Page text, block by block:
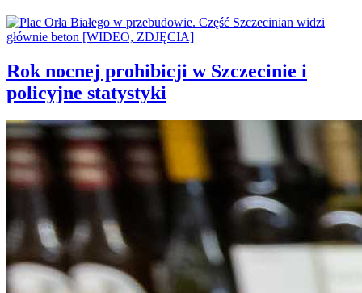
Rok nocnej prohibicji w Szczecinie i
policyjne statystyki